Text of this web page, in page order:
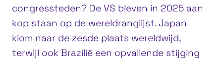
congressteden? De VS bleven in 2025 aan
kop staan op de wereldranglijst. Japan
klom naar de zesde plaats wereldwijd,
terwijl ook Brazilië een opvallende stijging